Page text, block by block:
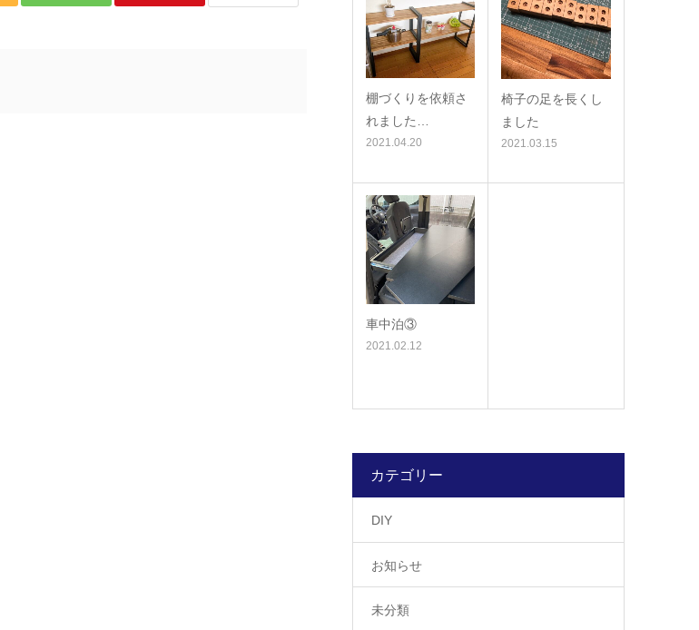
棚づくりを依頼さ
れました…
2021.04.20
椅子の足を長くし
ました
2021.03.15
車中泊③
2021.02.12
カテゴリー
DIY
お知らせ
未分類